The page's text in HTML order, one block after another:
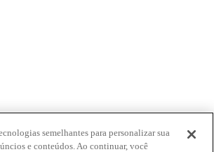
semelhantes para personalizar sua
e conteúdos. Ao continuar, você